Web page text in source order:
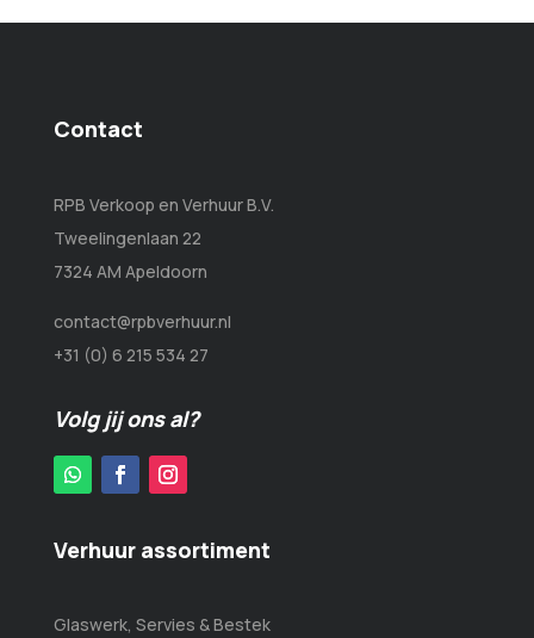
Contact
RPB Verkoop en Verhuur B.V.
Tweelingenlaan 22
7324 AM Apeldoorn
contact@rpbverhuur.nl
+31 (0) 6 215 534 27
Volg jij ons al?
Verhuur assortiment
Glaswerk, Servies & Bestek